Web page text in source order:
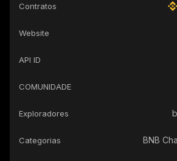
Contratos
Website
API ID
COMUNIDADE
Exploradores
Categorias BNB